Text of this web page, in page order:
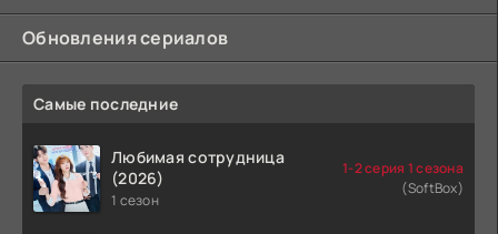
Обновления сериалов
Самые последние
Любимая сотрудница
(2026)
1 сезон
1-2 серия 1 сезона
(SoftBox)